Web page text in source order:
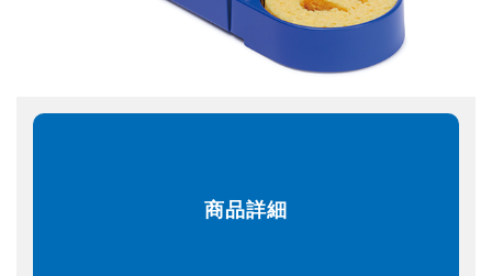
商品詳細